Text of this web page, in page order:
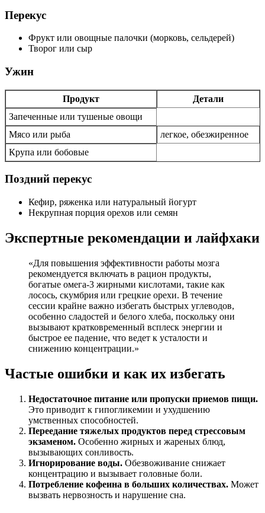
Перекус
Фрукт или овощные палочки (морковь, сельдерей)
Творог или сыр
Ужин
Продукт
Детали
Запеченные или тушеные овощи
Мясо или рыба
легкое, обезжиренное
Крупа или бобовые
Поздний перекус
Кефир, ряженка или натуральный йогурт
Некрупная порция орехов или семян
Экспертные рекомендации и лайфхаки
«Для повышения эффективности работы мозга
рекомендуется включать в рацион продукты,
богатые омега-3 жирными кислотами, такие как
лосось, скумбрия или грецкие орехи. В течение
сессии крайне важно избегать быстрых углеводов,
особенно сладостей и белого хлеба, поскольку они
вызывают кратковременный всплеск энергии и
быстрое ее падение, что ведет к усталости и
снижению концентрации.»
Частые ошибки и как их избегать
Недостаточное питание или пропуски приемов пищи.
Это приводит к гипогликемии и ухудшению
умственных способностей.
Переедание тяжелых продуктов перед стрессовым
экзаменом. Особенно жирных и жареных блюд,
вызывающих сонливость.
Игнорирование воды. Обезвоживание снижает
концентрацию и вызывает головные боли.
Потребление кофеина в больших количествах. Может
вызвать нервозность и нарушение сна.